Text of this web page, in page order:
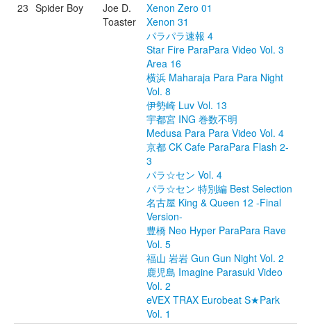
23 Spider Boy
Joe D.
Toaster
Xenon Zero 01
Xenon 31
パラパラ速報 4
Star Fire ParaPara Video Vol. 3
Area 16
横浜 Maharaja Para Para Night
Vol. 8
伊勢崎 Luv Vol. 13
宇都宮 ING 巻数不明
Medusa Para Para Video Vol. 4
京都 CK Cafe ParaPara Flash 2-
3
パラ☆セン Vol. 4
パラ☆セン 特別編 Best Selection
名古屋 King & Queen 12 -Final
Version-
豊橋 Neo Hyper ParaPara Rave
Vol. 5
福山 岩岩 Gun Gun Night Vol. 2
鹿児島 Imagine Parasuki Video
Vol. 2
eVEX TRAX Eurobeat S★Park
Vol. 1